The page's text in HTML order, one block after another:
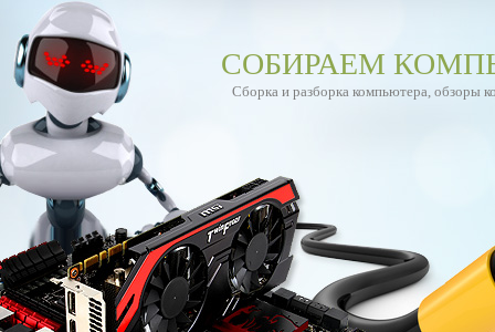
СОБИРАЕМ
Сборка и разборка компьютера, обзоры